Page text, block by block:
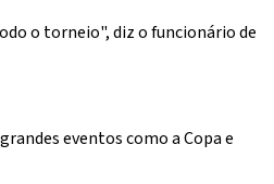
o torneio", diz o funcionário de
eventos como a Copa e